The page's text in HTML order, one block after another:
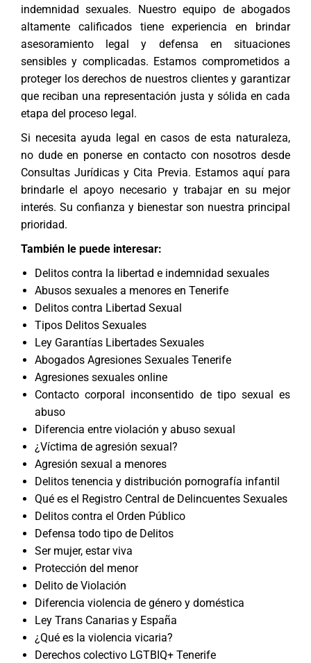
indemnidad sexuales. Nuestro equipo de abogados
altamente calificados tiene experiencia en brindar
asesoramiento legal y defensa en situaciones
sensibles y complicadas. Estamos comprometidos a
proteger los derechos de nuestros clientes y garantizar
que reciban una representación justa y sólida en cada
etapa del proceso legal.
Si necesita ayuda legal en casos de esta naturaleza,
no dude en ponerse en contacto con nosotros desde
Consultas Jurídicas y Cita Previa. Estamos aquí para
brindarle el apoyo necesario y trabajar en su mejor
interés. Su confianza y bienestar son nuestra principal
prioridad.
También le puede interesar:
Delitos contra la libertad e indemnidad sexuales
Abusos sexuales a menores en Tenerife
Delitos contra Libertad Sexual
Tipos Delitos Sexuales
Ley Garantías Libertades Sexuales
Abogados Agresiones Sexuales Tenerife
Agresiones sexuales online
Contacto corporal inconsentido de tipo sexual es
abuso
Diferencia entre violación y abuso sexual
¿Víctima de agresión sexual?
Agresión sexual a menores
Delitos tenencia y distribución pornografía infantil
Qué es el Registro Central de Delincuentes Sexuales
Delitos contra el Orden Público
Defensa todo tipo de Delitos
Ser mujer, estar viva
Protección del menor
Delito de Violación
Diferencia violencia de género y doméstica
Ley Trans Canarias y España
¿Qué es la violencia vicaria?
Derechos colectivo LGTBIQ+ Tenerife